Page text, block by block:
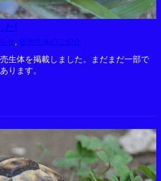
た!
せ, 販売生体のご紹介
生体を掲載しました。まだまだ一部で
ります。